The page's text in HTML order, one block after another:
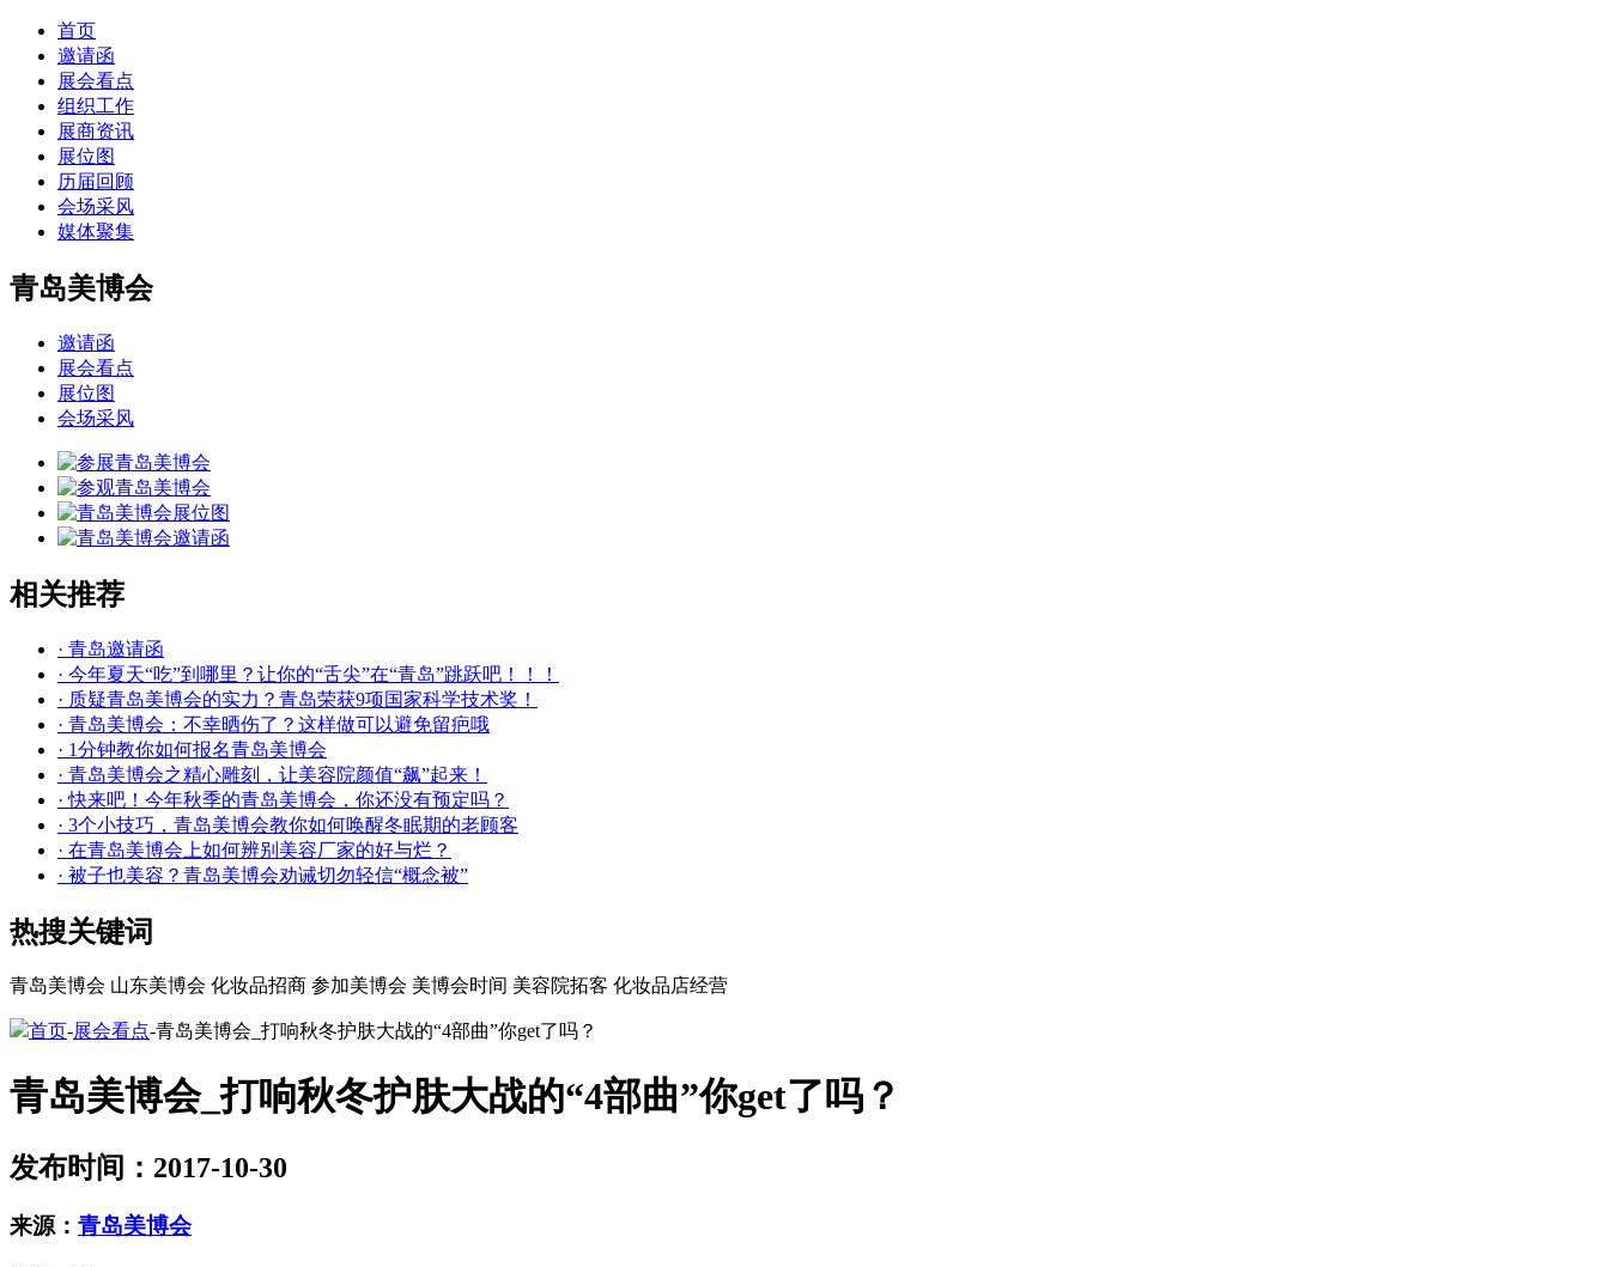
首页
邀请函
展会看点
组织工作
展商资讯
展位图
历届回顾
会场采风
媒体聚集
青岛美博会
邀请函
展会看点
展位图
会场采风
相关推荐
· 青岛邀请函
· 今年夏天“吃”到哪里？让你的“舌尖”在“青岛”跳跃吧！！！
· 质疑青岛美博会的实力？青岛荣获9项国家科学技术奖！
· 青岛美博会：不幸晒伤了？这样做可以避免留疤哦
· 1分钟教你如何报名青岛美博会
· 青岛美博会之精心雕刻，让美容院颜值“飙”起来！
· 快来吧！今年秋季的青岛美博会，你还没有预定吗？
· 3个小技巧，青岛美博会教你如何唤醒冬眠期的老顾客
· 在青岛美博会上如何辨别美容厂家的好与烂？
· 被子也美容？青岛美博会劝诫切勿轻信“概念被”
热搜关键词
青岛美博会 山东美博会 化妆品招商 参加美博会 美博会时间 美容院拓客 化妆品店经营
首页-展会看点-青岛美博会_打响秋冬护肤大战的“4部曲”你get了吗？
青岛美博会_打响秋冬护肤大战的“4部曲”你get了吗？
发布时间：2017-10-30
来源： 青岛美博会